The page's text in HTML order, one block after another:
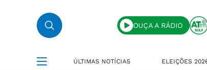
OUÇA A RÁDIO
ÚLTIMAS NOTÍCIAS ELEIÇÕES